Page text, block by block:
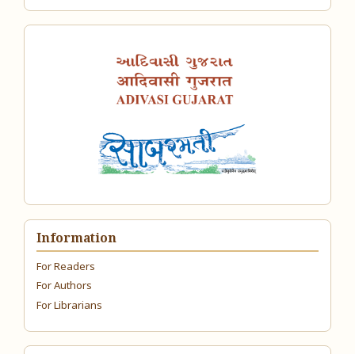
Information
For Readers
For Authors
For Librarians